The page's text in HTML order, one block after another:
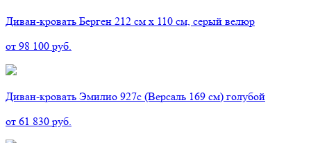
Диван-кровать Берген 212 см х 110 см, серый велюр
от 98 100 руб.
Диван-кровать Эмилио 927с (Версаль 169 см) голубой
от 61 830 руб.